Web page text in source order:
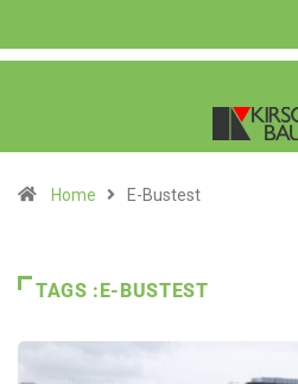
Home E-Bustest
TAGS :E-BUSTEST